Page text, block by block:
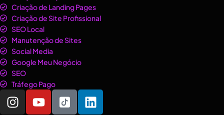
Criação de Landing Pages
Criação de Site Profissional
SEO Local
Manutenção de Sites
Social Media
Google Meu Negócio
SEO
Tráfego Pago